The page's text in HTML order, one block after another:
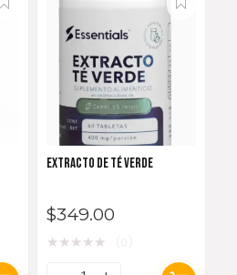
EXTRACTO DE TÉ VERDE
$349.00
★★★★★